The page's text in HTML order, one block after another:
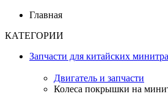
Главная
КАТЕГОРИИ
Запчасти для китайских
Двигатель и запчасти
Колеса покрышки на